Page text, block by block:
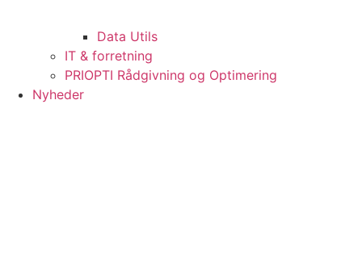
Data Utils
IT & forretning
PRIOPTI Rådgivning og Optimering
Nyheder